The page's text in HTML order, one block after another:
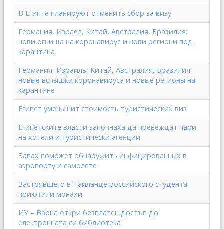
В Египте планируют отменить сбор за визу
Германия, Израел, Китай, Австралия, Бразилия:
нови огнища на коронавирус и нови региони под
карантина
Германия, Израиль, Китай, Австралия, Бразилия:
новые вспышки коронавируса и новые регионы на
карантине
Египет уменьшит стоимость туристических виз
Египетските власти започнаха да превеждат пари
на хотели и туристически агенции
Запах поможет обнаружить инфицированных в
аэропорту и самолете
Застрявшего в Таиланде российского студента
приютили монахи
ИУ – Варна откри безплатен достъп до
електронната си библиотека